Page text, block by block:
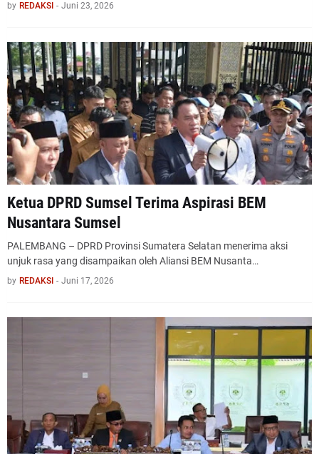
by REDAKSI - Juni 23, 2026
Ketua DPRD Sumsel Terima Aspirasi BEM
Nusantara Sumsel
PALEMBANG – DPRD Provinsi Sumatera Selatan menerima aksi
unjuk rasa yang disampaikan oleh Aliansi BEM Nusanta…
by REDAKSI - Juni 17, 2026